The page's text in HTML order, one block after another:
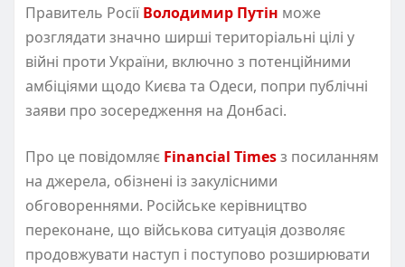
Правитель Росії Володимир Путін може
розглядати значно ширші територіальні цілі у
війні проти України, включно з потенційними
амбіціями щодо Києва та Одеси, попри публічні
заяви про зосередження на Донбасі.
Про це повідомляє Financial Timesз посиланням
на джерела, обізнені із закулісними
обговореннями. Російське керівництво
переконане, що військова ситуація дозволяє
продовжувати наступ і поступово розширювати